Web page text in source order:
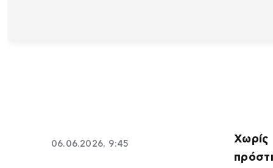
06.06.2026, 9:45
Χωρίς